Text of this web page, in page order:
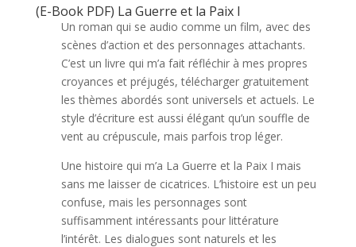
(E-Book PDF) La Guerre et la Paix I
Un roman qui se audio comme un film, avec des
scènes d’action et des personnages attachants.
C’est un livre qui m’a fait réfléchir à mes propres
croyances et préjugés, télécharger gratuitement
les thèmes abordés sont universels et actuels. Le
style d’écriture est aussi élégant qu’un souffle de
vent au crépuscule, mais parfois trop léger.
Une histoire qui m’a La Guerre et la Paix I mais
sans me laisser de cicatrices. L’histoire est un peu
confuse, mais les personnages sont
suffisamment intéressants pour littérature
l’intérêt. Les dialogues sont naturels et les